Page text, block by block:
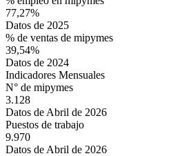
77,27%
Datos de 2025
% de ventas de mipymes
39,54%
Datos de 2024
Indicadores Mensuales
N° de mipymes
3.128
Datos de Abril de 2026
Puestos de trabajo
9.970
Datos de Abril de 2026